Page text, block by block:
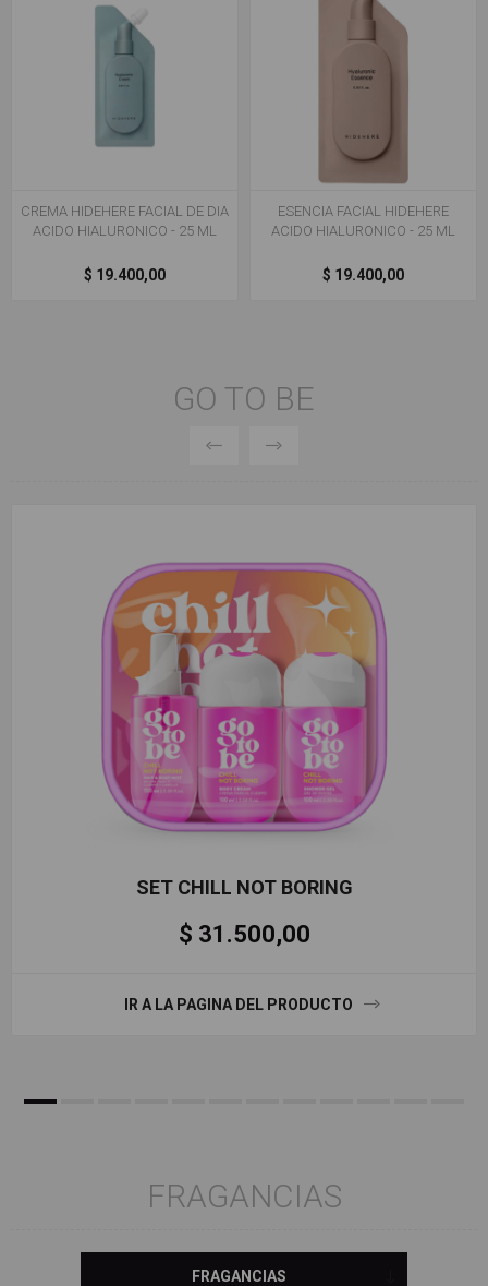
CREMA HIDEHERE FACIAL DE DIA
ACIDO HIALURONICO - 25 ML
$ 19.400,00
ESENCIA FACIAL HIDEHERE
ACIDO HIALURONICO - 25 ML
$ 19.400,00
GO TO BE
SET CHILL NOT BORING
$ 31.500,00
IR A LA PAGINA DEL PRODUCTO
FRAGANCIAS